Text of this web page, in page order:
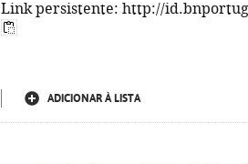
Link persistente: http://
ADICIONAR À LISTA